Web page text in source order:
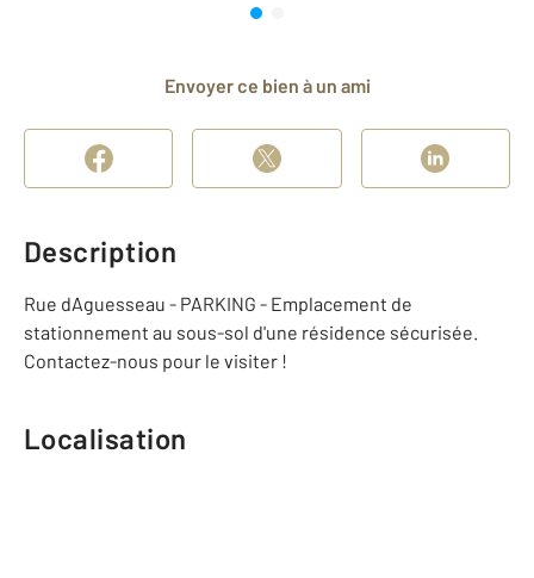
Envoyer ce bien à un ami
Description
Rue dAguesseau - PARKING - Emplacement de
stationnement au sous-sol d'une résidence sécurisée.
Contactez-nous pour le visiter !
Localisation